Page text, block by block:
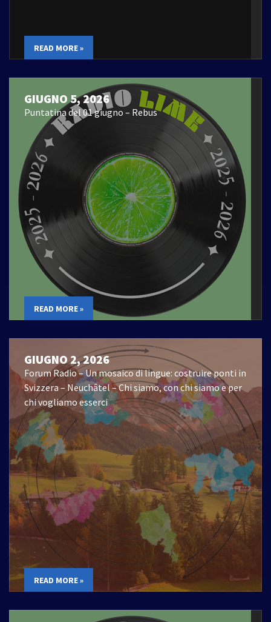
READ MORE »
GIUGNO 5, 2026
Puntatina del 01 giugno – Rebus
READ MORE »
GIUGNO 2, 2026
Forum Radio – Un mosaico di lingue: costruire ponti in
Svizzera – Neuchâtel – Chi siamo, con chi siamo e per
chi vogliamo esserci
READ MORE »